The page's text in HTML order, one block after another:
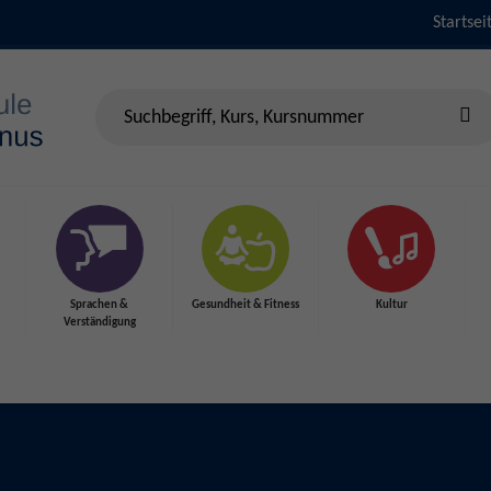
Sprachen &
Verständigung
Gesundheit & Fitness Kultur